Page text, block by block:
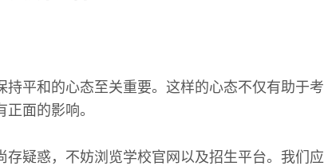
平和的心态至关重要。这样的心态不仅有助于考
面的影响。
疑惑，不妨浏览学校官网以及招生平台。我们应